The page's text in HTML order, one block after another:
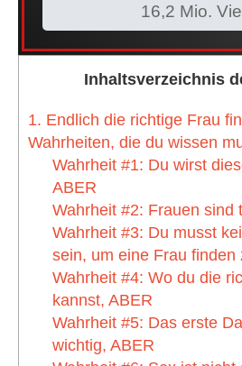
16,2 Mio.
Inhaltsverzeichnis
1. Endlich die richtige Frau
Wahrheiten, die du wissen
Wahrheit #1: Du wirst
ABER
Wahrheit #2: Frauen sind
Wahrheit #3: Du musst
sein, um eine Frau finden
Wahrheit #4: Wo du die
kannst, ABER
Wahrheit #5: Das erste
wichtig, ABER